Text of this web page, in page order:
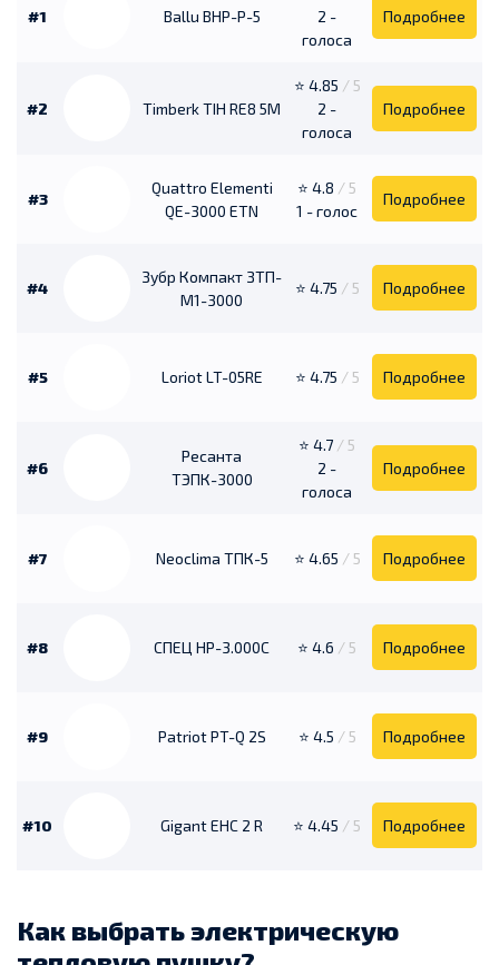
#1 Ballu BHP-P-5
2 -
голоса
Подробнее
#2 Timberk TIH RE8 5M
⭐ 4.85 / 5
2 -
голоса
Подробнее
#3
Quattro Elementi
QE-3000 ETN
⭐ 4.8 / 5
1 - голос
Подробнее
#4
Зубр Компакт ЗТП-
М1-3000
⭐ 4.75 / 5 Подробнее
#5 Loriot LT-05RE ⭐ 4.75 / 5 Подробнее
#6
Ресанта
ТЭПК-3000
⭐ 4.7 / 5
2 -
голоса
Подробнее
#7 Neoclima ТПК-5 ⭐ 4.65 / 5 Подробнее
#8 СПЕЦ HP-3.000C ⭐ 4.6 / 5 Подробнее
#9 Patriot PT-Q 2S ⭐ 4.5 / 5 Подробнее
#10 Gigant EHC 2 R ⭐ 4.45 / 5 Подробнее
Как выбрать электрическую